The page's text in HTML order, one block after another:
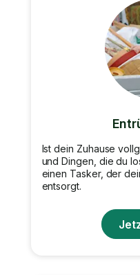
Ist dein Zuhause
und Dingen, die du
einen Tasker, der
entsorgt.